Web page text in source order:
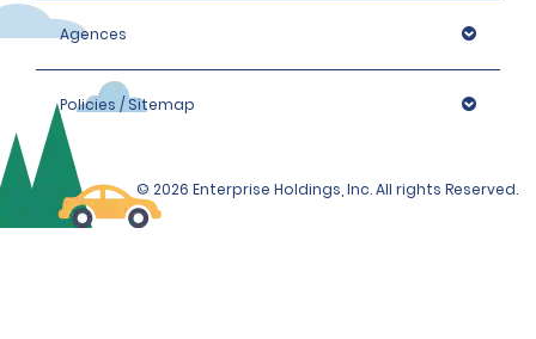
Agences
Policies / Sitemap
© 2026 Enterprise Holdings, Inc. All rights Reserved.